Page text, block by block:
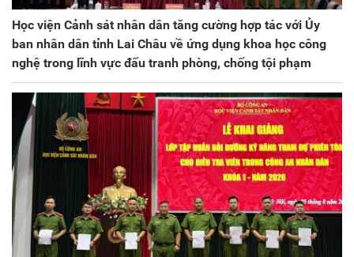
Học viện Cảnh sát nhân dân tăng cường hợp tác với Ủy
ban nhân dân tỉnh Lai Châu về ứng dụng khoa học công
nghệ trong lĩnh vực đấu tranh phòng, chống tội phạm